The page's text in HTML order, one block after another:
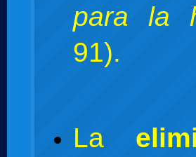
para la
91).
La